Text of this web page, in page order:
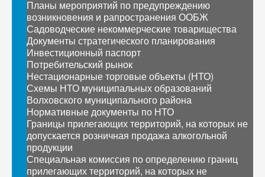
Планы мероприятий по предупреждению
возникновения и рапространения ООБЖ
Садоводческие некоммерческие товарищества
Документы стратегического планирования
Инвестиционный паспорт
Потребительский рынок
Нестационарные торговые объекты (НТО)
Схемы НТО муниципальных образований
Волховского муниципального района
Нормативные документы по НТО
Границы прилегающих территорий, на которых не
допускается розничная продажа алкогольной
продукции
Специальная комиссия по определению границ
прилегающих территорий, на которых не